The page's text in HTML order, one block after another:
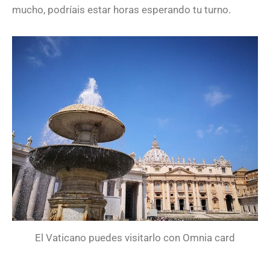
mucho, podríais estar horas esperando tu turno.
El Vaticano puedes visitarlo con Omnia card